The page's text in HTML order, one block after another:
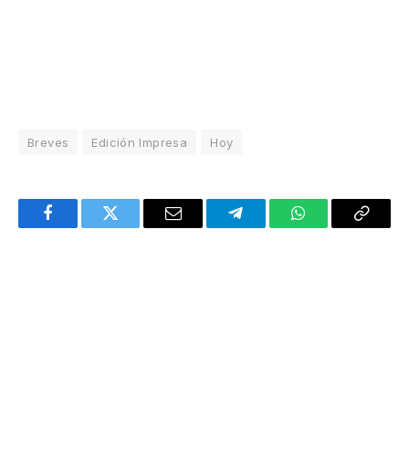
Breves Edición Impresa Hoy
FacebookTwitter Email TelegramWhatsAppCopy